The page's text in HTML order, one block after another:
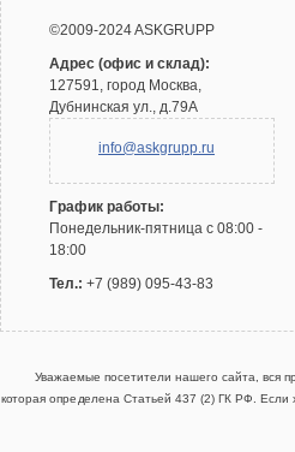
©2009-2024 ASKGRUPP
Адрес (офис и склад):
127591, город Москва,
Дубнинская ул., д.79А
info@askgrupp.ru
График работы:
Понедельник-пятница с 08:00 -
18:00
Тел.: +7 (989) 095-43-83
Уважаемые посетители нашего сайта, вся
которая определена Статьей 437 (2) ГК РФ.